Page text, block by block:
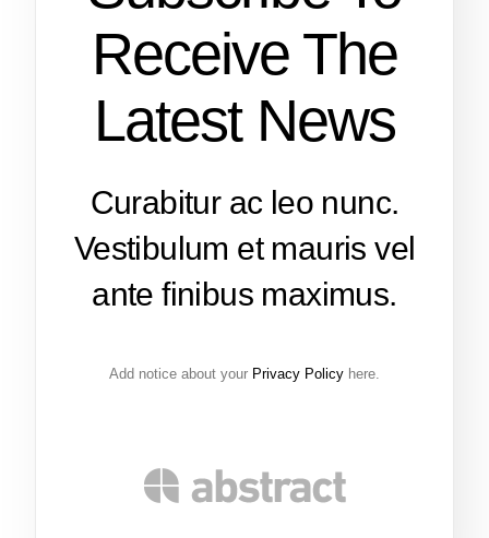
Receive The
Latest News
Curabitur ac leo nunc.
Vestibulum et mauris vel
ante finibus maximus.
Add notice about your Privacy Policy here.